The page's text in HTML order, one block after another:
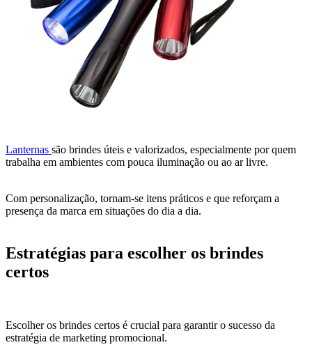
Lanternas são brindes úteis e valorizados, especialmente por quem
trabalha em ambientes com pouca iluminação ou ao ar livre.
Com personalização, tornam-se itens práticos e que reforçam a
presença da marca em situações do dia a dia.
Estratégias para escolher os brindes
certos
Escolher os brindes certos é crucial para garantir o sucesso da
estratégia de marketing promocional.